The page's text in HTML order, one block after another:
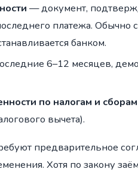
— документ,
платежа. Обычно
банком.
6–12 месяцев,
по налогам и сборам
вычета).
предварительное
Хотя по закону